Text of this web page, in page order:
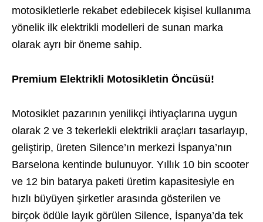
motosikletlerle rekabet edebilecek kişisel kullanıma
yönelik ilk elektrikli modelleri de sunan marka
olarak ayrı bir öneme sahip.
Premium Elektrikli Motosikletin Öncüsü!
Motosiklet pazarının yenilikçi ihtiyaçlarına uygun
olarak 2 ve 3 tekerlekli elektrikli araçları tasarlayıp,
geliştirip, üreten Silence’ın merkezi İspanya’nın
Barselona kentinde bulunuyor. Yıllık 10 bin scooter
ve 12 bin batarya paketi üretim kapasitesiyle en
hızlı büyüyen şirketler arasında gösterilen ve
birçok ödüle layık görülen Silence, İspanya’da tek